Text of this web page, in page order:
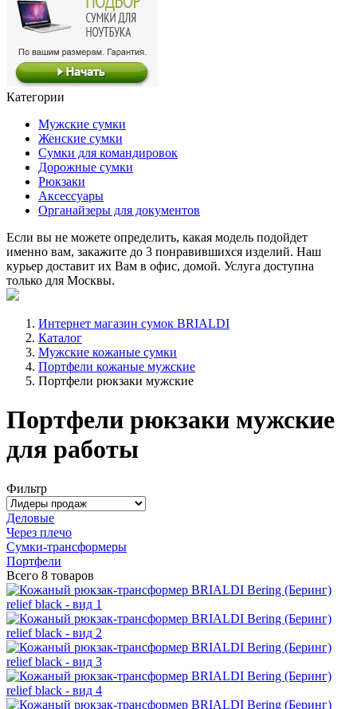
Категории
Мужские сумки
Женские сумки
Сумки для командировок
Дорожные сумки
Рюкзаки
Аксессуары
Органайзеры для документов
Если вы не можете определить, какая модель подойдет
именно вам, закажите до 3 понравившихся изделий. Наш
курьер доставит их Вам в офис, домой. Услуга доступна
только для Москвы.
Интернет магазин сумок BRIALDI
Каталог
Мужские кожаные сумки
Портфели кожаные мужские
Портфели рюкзаки мужские
Портфели рюкзаки мужские
для работы
Фильтр
Деловые
Через плечо
Сумки-трансформеры
Портфели
Всего 8 товаров